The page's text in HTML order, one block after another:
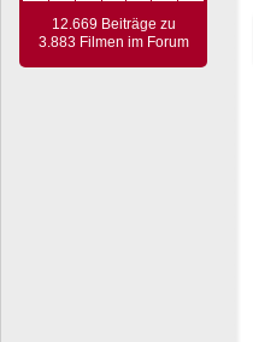
12.669 Beiträge zu
3.883 Filmen im Forum